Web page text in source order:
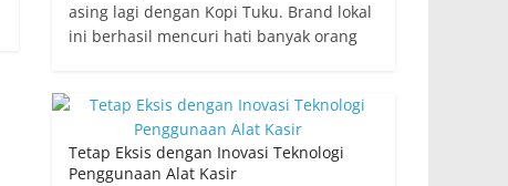
asing lagi dengan Kopi Tuku. Brand lokal
ini berhasil mencuri hati banyak orang
Tetap Eksis dengan Inovasi Teknologi
Penggunaan Alat Kasir